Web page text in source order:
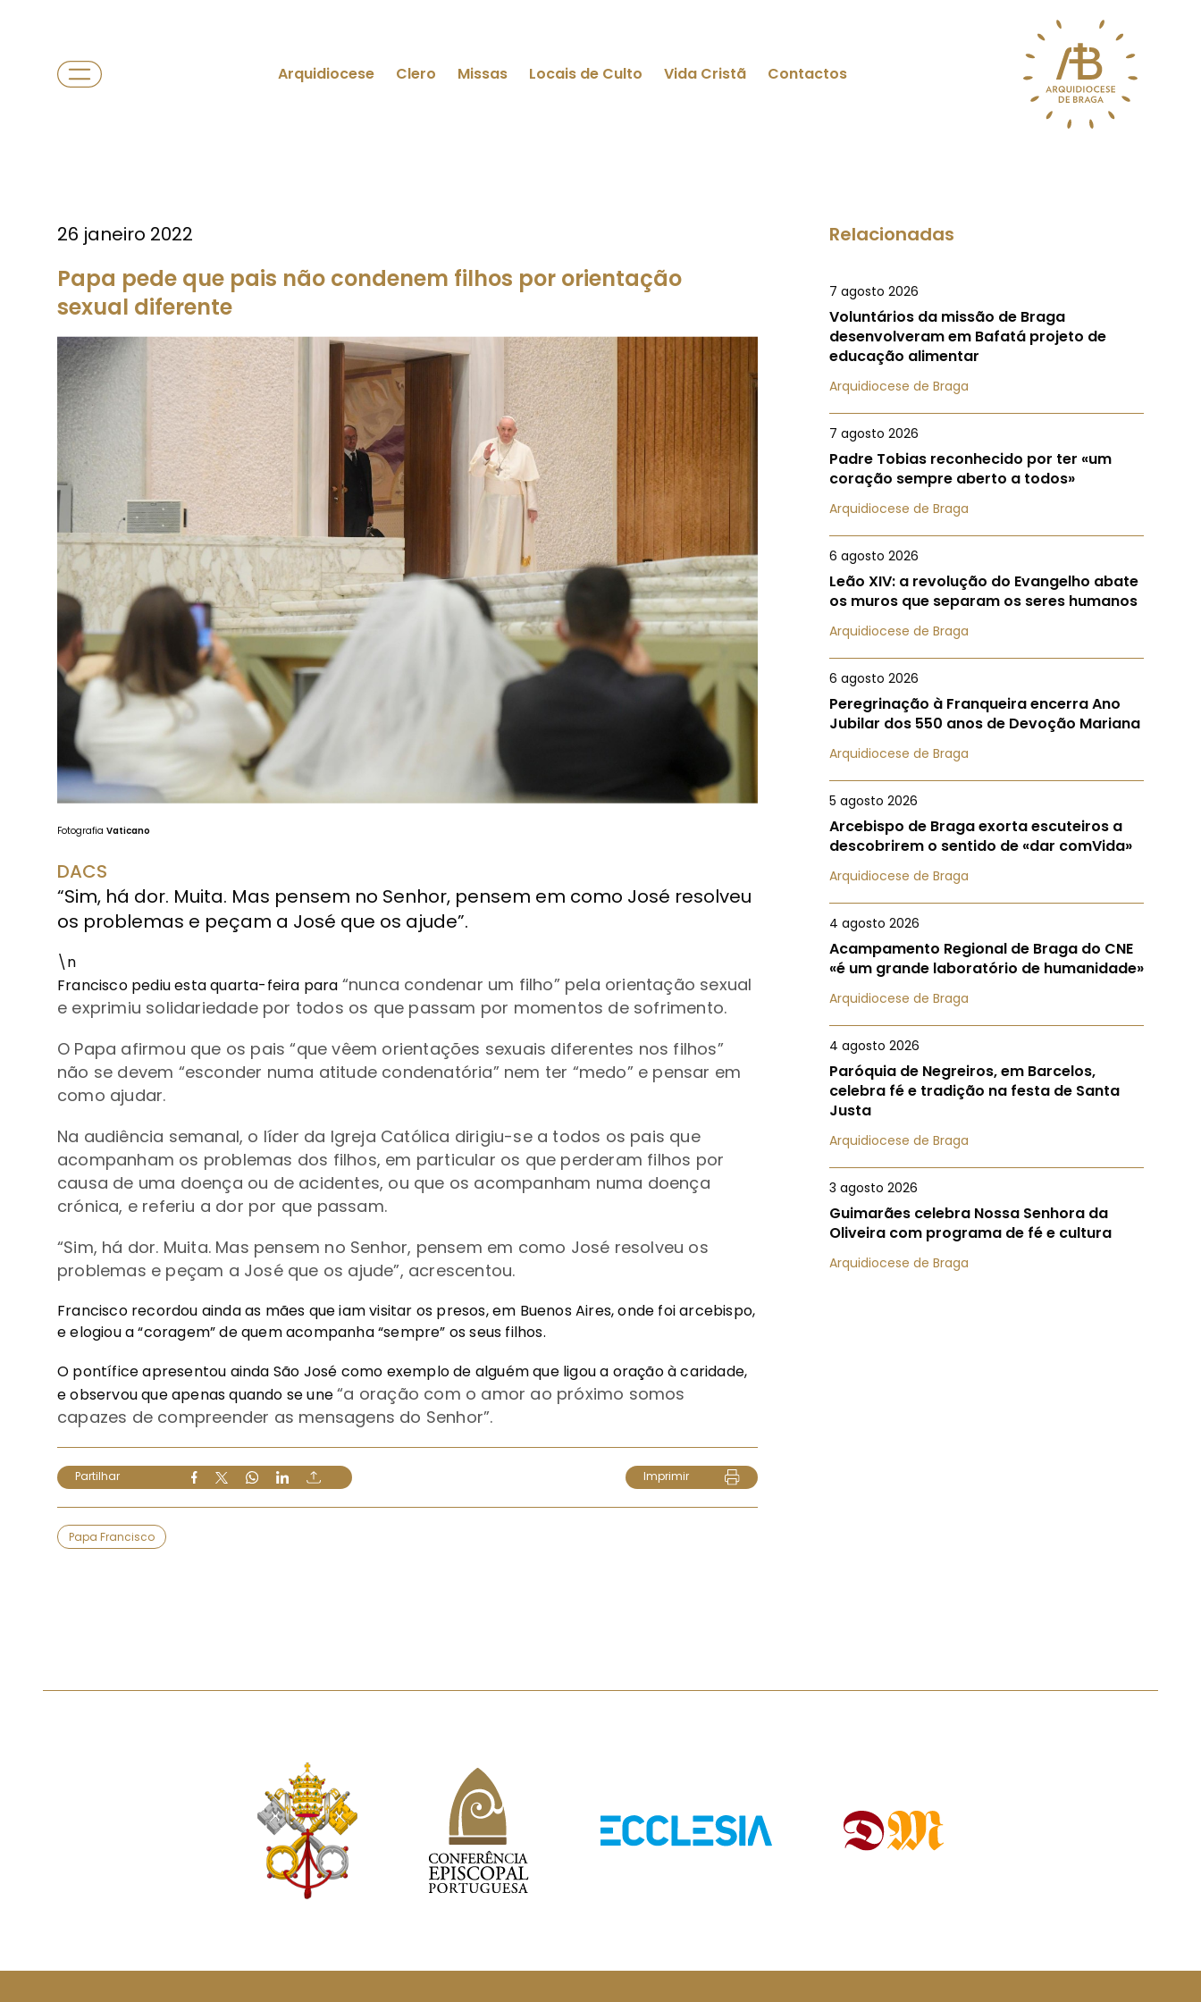
Arquidiocese Clero Missas Locais de Culto Vida Cristã Contactos
26 janeiro 2022
Papa pede que pais não condenem filhos por orientação
sexual diferente
Fotografia Vaticano
DACS
“Sim, há dor. Muita. Mas pensem no Senhor, pensem em como José resolveu
os problemas e peçam a José que os ajude”.
\n
Francisco pediu esta quarta-feira para “nunca condenar um filho” pela orientação sexual
e exprimiu solidariedade por todos os que passam por momentos de sofrimento.
O Papa afirmou que os pais“que vêem orientações sexuais diferentes nos filhos”
não se devem “esconder numa atitude condenatória” nem ter “medo” e pensar em
como ajudar.
Na audiência semanal, o líder da Igreja Católica dirigiu-se a todos os pais que
acompanham os problemas dos filhos, em particular os que perderam filhos por
causa de uma doença ou de acidentes, ou que os acompanham numa doença
crónica, e referiu a dor por que passam.
“Sim, há dor. Muita. Mas pensem no Senhor, pensem em como José resolveu os
problemas e peçam a José que os ajude”, acrescentou.
Francisco recordou ainda as mães que iam visitar os presos, em Buenos Aires, onde foi arcebispo,
e elogiou a “coragem” de quem acompanha “sempre” os seus filhos.
O pontífice apresentou ainda São José como exemplo de alguém que ligou a oração à caridade,
e observou que apenas quando se une“a oração com o amor ao próximo somos
capazes de compreender as mensagens do Senhor”.
Partilhar Imprimir
Papa Francisco
Relacionadas
7 agosto 2026
Voluntários da missão de Braga
desenvolveram em Bafatá projeto de
educação alimentar
Arquidiocese de Braga
7 agosto 2026
Padre Tobias reconhecido por ter «um
coração sempre aberto a todos»
Arquidiocese de Braga
6 agosto 2026
Leão XIV: a revolução do Evangelho abate
os muros que separam os seres humanos
Arquidiocese de Braga
6 agosto 2026
Peregrinação à Franqueira encerra Ano
Jubilar dos 550 anos de Devoção Mariana
Arquidiocese de Braga
5 agosto 2026
Arcebispo de Braga exorta escuteiros a
descobrirem o sentido de «dar comVida»
Arquidiocese de Braga
4 agosto 2026
Acampamento Regional de Braga do CNE
«é um grande laboratório de humanidade»
Arquidiocese de Braga
4 agosto 2026
Paróquia de Negreiros, em Barcelos,
celebra fé e tradição na festa de Santa
Justa
Arquidiocese de Braga
3 agosto 2026
Guimarães celebra Nossa Senhora da
Oliveira com programa de fé e cultura
Arquidiocese de Braga